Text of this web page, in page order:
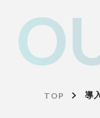
TOP 導